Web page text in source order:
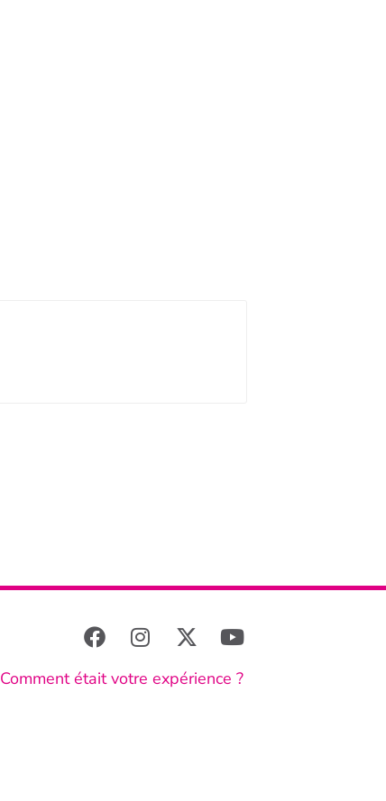
Comment était votre expérience ?